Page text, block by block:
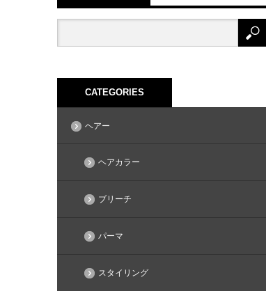
CATEGORIES
ヘアー
ヘアカラー
ブリーチ
パーマ
スタイリング